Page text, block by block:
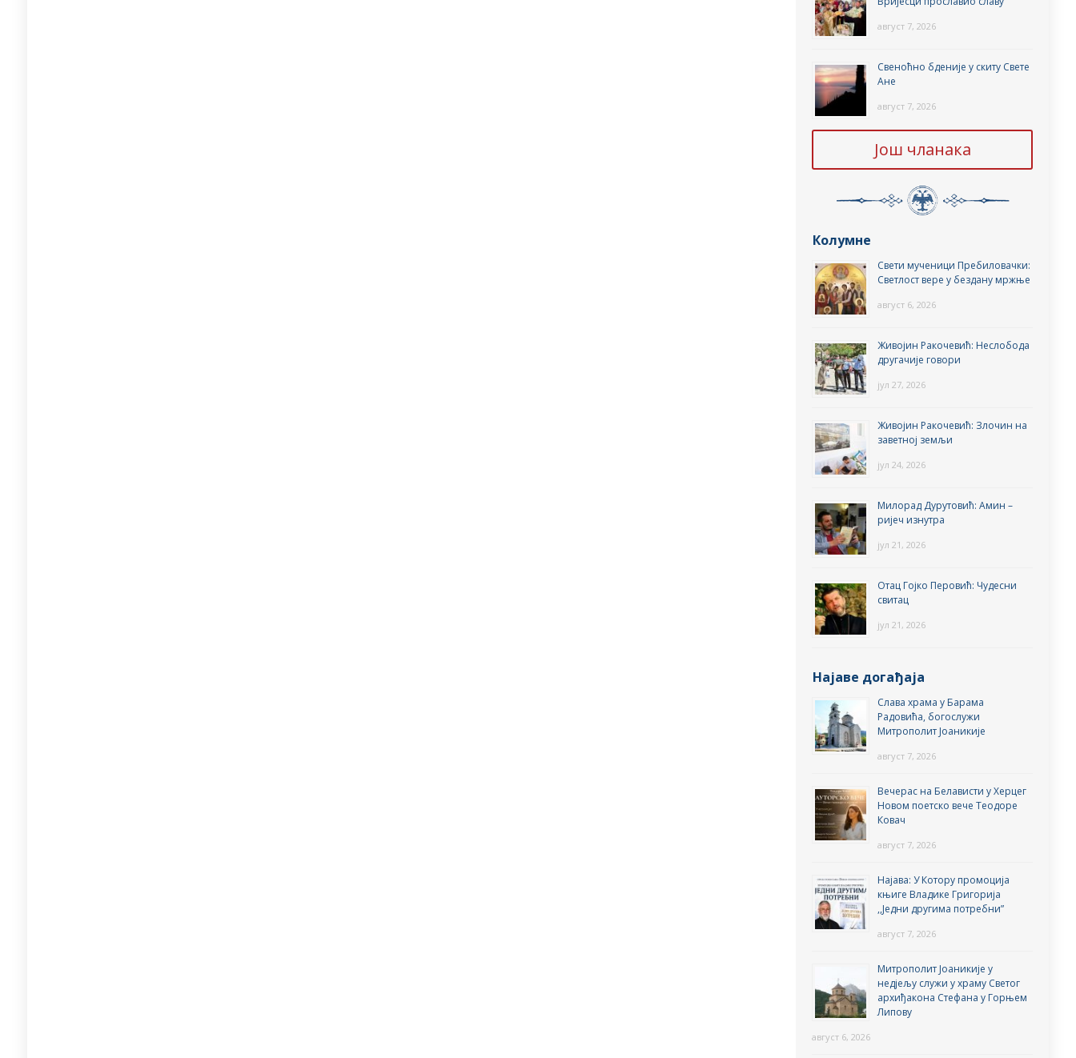
август 7, 2026
Свеноћно бденије у скиту Свете
Ане
август 7, 2026
Још чланака
Колумне
Свети мученици Пребиловачки:
Светлост вере у бездану мржње
август 6, 2026
Живојин Ракочевић: Неслобода
другачије говори
јул 27, 2026
Живојин Ракочевић: Злочин на
заветној земљи
јул 24, 2026
Милорад Дурутовић: Амин –
ријеч изнутра
јул 21, 2026
Отац Гојко Перовић: Чудесни
свитац
јул 21, 2026
Најаве догађаја
Слава храма у Барама
Радовића, богослужи
Митрополит Јоаникије
август 7, 2026
Вечерас на Белависти у Херцег
Новом поетско вече Теодоре
Ковач
август 7, 2026
Најава: У Котору промоција
књиге Владике Григорија
,,Једни другима потребни”
август 7, 2026
Митрополит Јоаникије у
недјељу служи у храму Светог
архиђакона Стефана у Горњем
Липову
август 6, 2026